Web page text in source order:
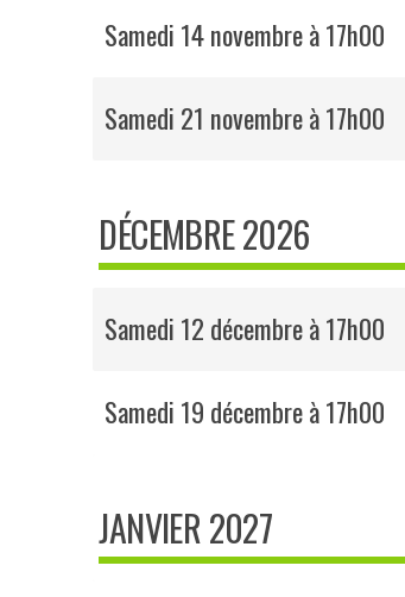
Samedi 14 novembre à 17h00
Samedi 21 novembre à 17h00
DÉCEMBRE 2026
Samedi 12 décembre à 17h00
Samedi 19 décembre à 17h00
JANVIER 2027